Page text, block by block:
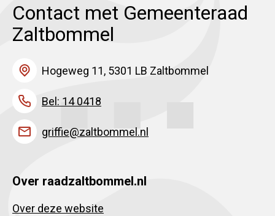
Contact met Gemeenteraad
Zaltbommel
Hogeweg 11, 5301 LB Zaltbommel
Bel: 14 0418
griffie@zaltbommel.nl
Over raadzaltbommel.nl
Over deze website